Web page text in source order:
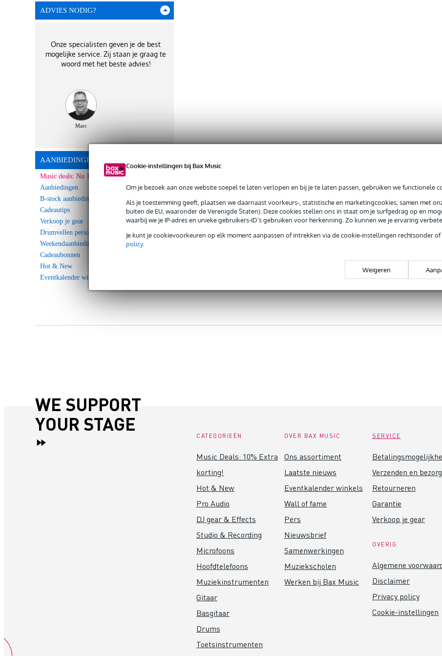
Cookie-instellingen bij Bax Music
Om je bezoek aan onze website soepel te laten verlopen en bij je te laten passen, gebruiken we functionele
Als je toestemming geeft, plaatsen we daarnaast voorkeurs-, statistische en marketingcookies, samen met
buiten de EU, waaronder de Verenigde Staten). Deze cookies stellen ons in staat om je surfgedrag op en
waarbij we je IP-adres en unieke gebruikers-ID’s gebruiken voor herkenning. Zo kunnen we je ervaring
Je kunt je cookievoorkeuren op elk moment aanpassen of intrekken via de cookie-instellingen rechtsonder of
policy.
Weigeren
ADVIES NODIG?
Onze specialisten geven je de best
mogelijke service. Zij staan je graag te
woord met het beste advies!
Marc
AANBIEDINGEN
Music deals: Nu 10% Extra korting!
Aanbiedingen
B-stock aanbiedingen
Cadeautips
Verkoop je gear
Drumvellen personaliseren
Weekendaanbieding
Cadeaubonnen
Hot & New
Eventkalender winkels
WE SUPPORT
YOUR STAGE
CATEGORIEËN
Music Deals: 10% Extra
korting!
Hot & New
Pro Audio
DJ gear & Effects
Studio & Recording
Microfoons
Hoofdtelefoons
Muziekinstrumenten
Gitaar
Basgitaar
Drums
Toetsinstrumenten
OVER BAX MUSIC
Ons assortiment
Laatste nieuws
Eventkalender winkels
Wall of fame
Pers
Nieuwsbrief
Samenwerkingen
Muziekscholen
Werken bij Bax Music
SERVICE
Verzenden en
Retourneren
Garantie
Verkoop je gear
OVERIG
Algemene
Disclaimer
Privacy policy
Cookie-instellingen